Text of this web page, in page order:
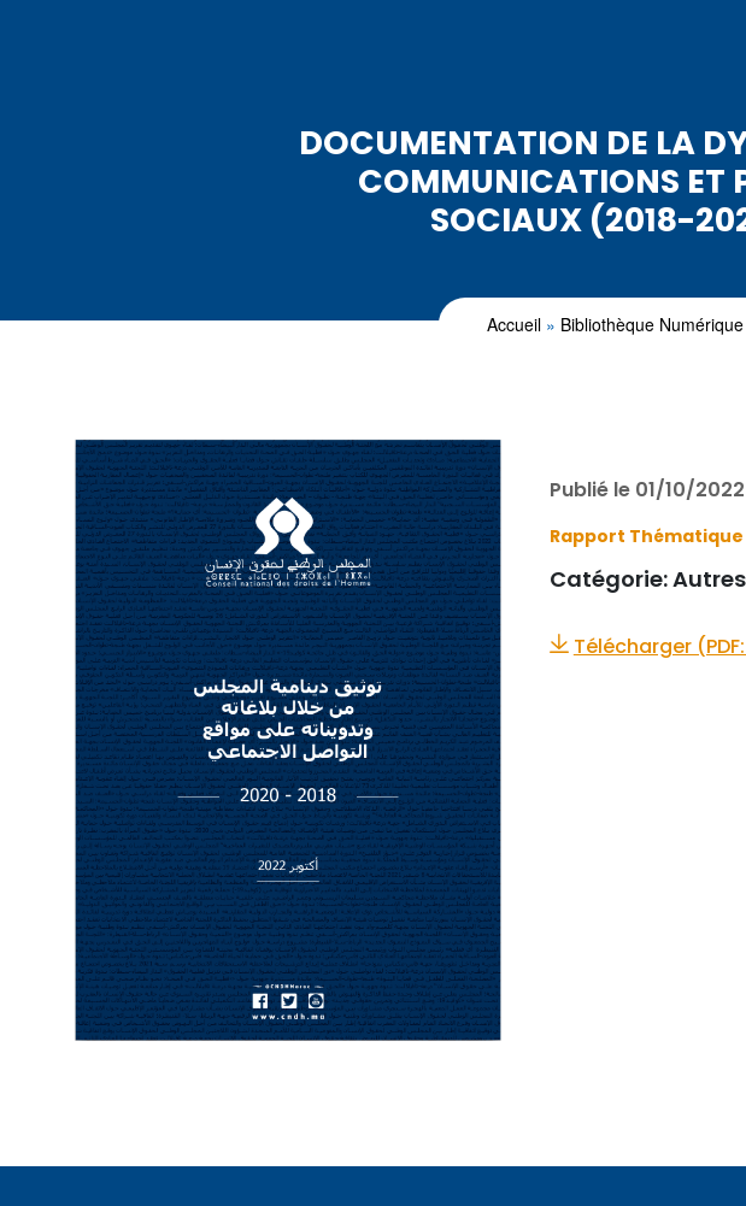
DOCUMENTATION DE LA
COMMUNICATIONS ET
SOCIAUX (2018-
Accueil Bibliothèque Numérique
Publié le 01/10/2022
Rapport Thématique
Catégorie:
Télécharger